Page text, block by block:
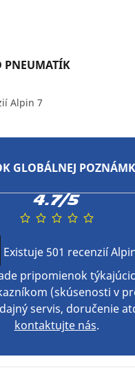
PNEUMATÍK
Alpin 7
GLOBÁLNEJ
4.7/5
Existuje 501 recenzií
pripomienok
(skúsenosti v
servis, doručenie
kontaktujte nás.